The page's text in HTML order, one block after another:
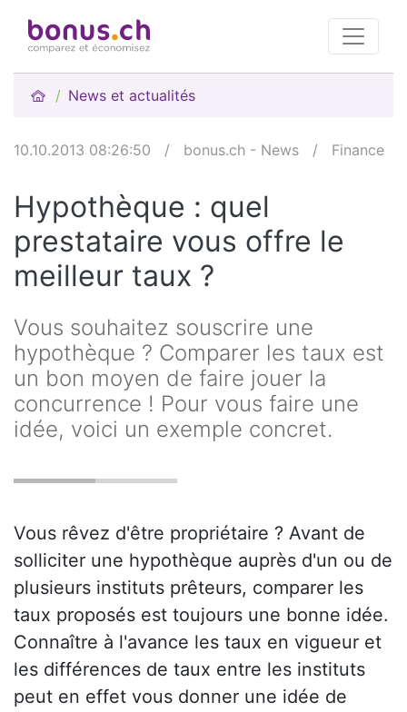
News et actualités
10.10.2013 08:26:50 / bonus.ch - News / Finance
Hypothèque : quel
prestataire vous offre le
meilleur taux ?
Vous souhaitez souscrire une
hypothèque ? Comparer les taux est
un bon moyen de faire jouer la
concurrence ! Pour vous faire une
idée, voici un exemple concret.
Vous rêvez d'être propriétaire ? Avant de
solliciter une hypothèque auprès d'un ou de
plusieurs instituts prêteurs, comparer les
taux proposés est toujours une bonne idée.
Connaître à l'avance les taux en vigueur et
les différences de taux entre les instituts
peut en effet vous donner une idée de